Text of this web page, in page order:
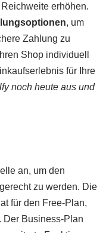
erhöhen.
, um
Zahlung zu
Shop individuell
für Ihre
noch heute aus und
an, um den
zu werden. Die
für den Free-Plan,
Der Business-Plan